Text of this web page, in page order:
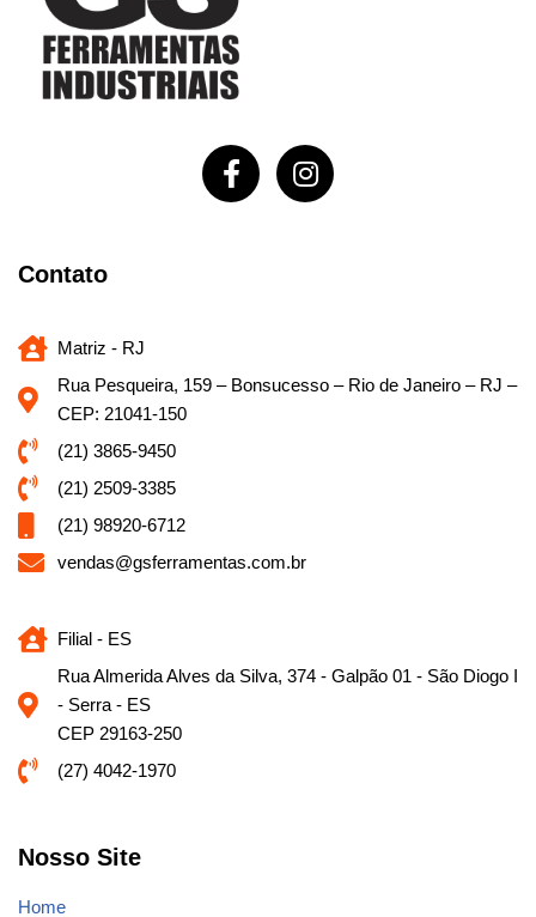
Contato
Matriz - RJ
Rua Pesqueira, 159 – Bonsucesso – Rio de Janeiro – RJ –
CEP: 21041-150
(21) 3865-9450
(21) 2509-3385
(21) 98920-6712
vendas@gsferramentas.com.br
Filial - ES
Rua Almerida Alves da Silva, 374 - Galpão 01 - São Diogo I
- Serra - ES
CEP 29163-250
(27) 4042-1970
Nosso Site
Home